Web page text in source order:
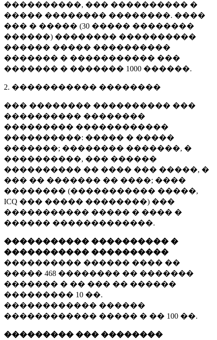
����������, ��� ���������� �
����� �������� ��������. ����
��� � ����� (30 ����� ��������
������) �������� ����������
������ ����� ����������
������� � ����������� ���
������� � ������� 1000 ������.
2. ����������� ��������
��� �������� ���������� ���
���������� ��������
��������� ������������
����������: ����� � �����
�������; �������� �������, �
����������, ��� ������
���������� �� ���� ��� �����, �
��� �� ������� �� ����; ����
�������� (����������� �����,
ICQ ��� ����� ��������) ���
����������� ����� � ���� �
������ �������������.
����������� ���������� �
����������� ����������
���������� ������ ���� ��
����� 468 �������� �� �������
������� � �� ��� �� ������
��������� 10 ��.
������������ ������
������������ ����� � �� 100 ��.
��������� ��� ��������